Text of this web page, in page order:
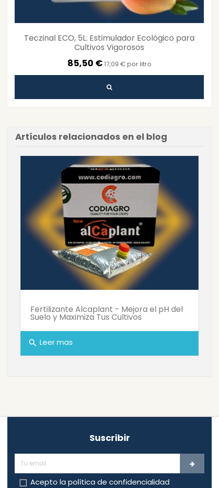
Teczinal ECO, 5L: Estimulador Ecológico para
Cultivos Vigorosos
85,50 €17,09 € por litro
Artículos relacionados en el blog
Fertilizante Alcaplant - Mejora el pH del
Suelo y Maximiza Tus Cultivos
search Leer mas
Suscribir
Acepto la política de confidencialidad